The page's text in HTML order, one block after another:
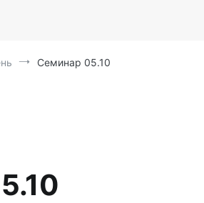
Семинар 05.10